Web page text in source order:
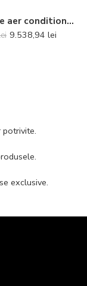
Aparat de aer conditionat Daikin Stylish Bluevolution FTXA42CS-RXA42B8 Inverter 15000 BTU Silver – Telecomanda inclusa
9.538,94 lei
exclusive.